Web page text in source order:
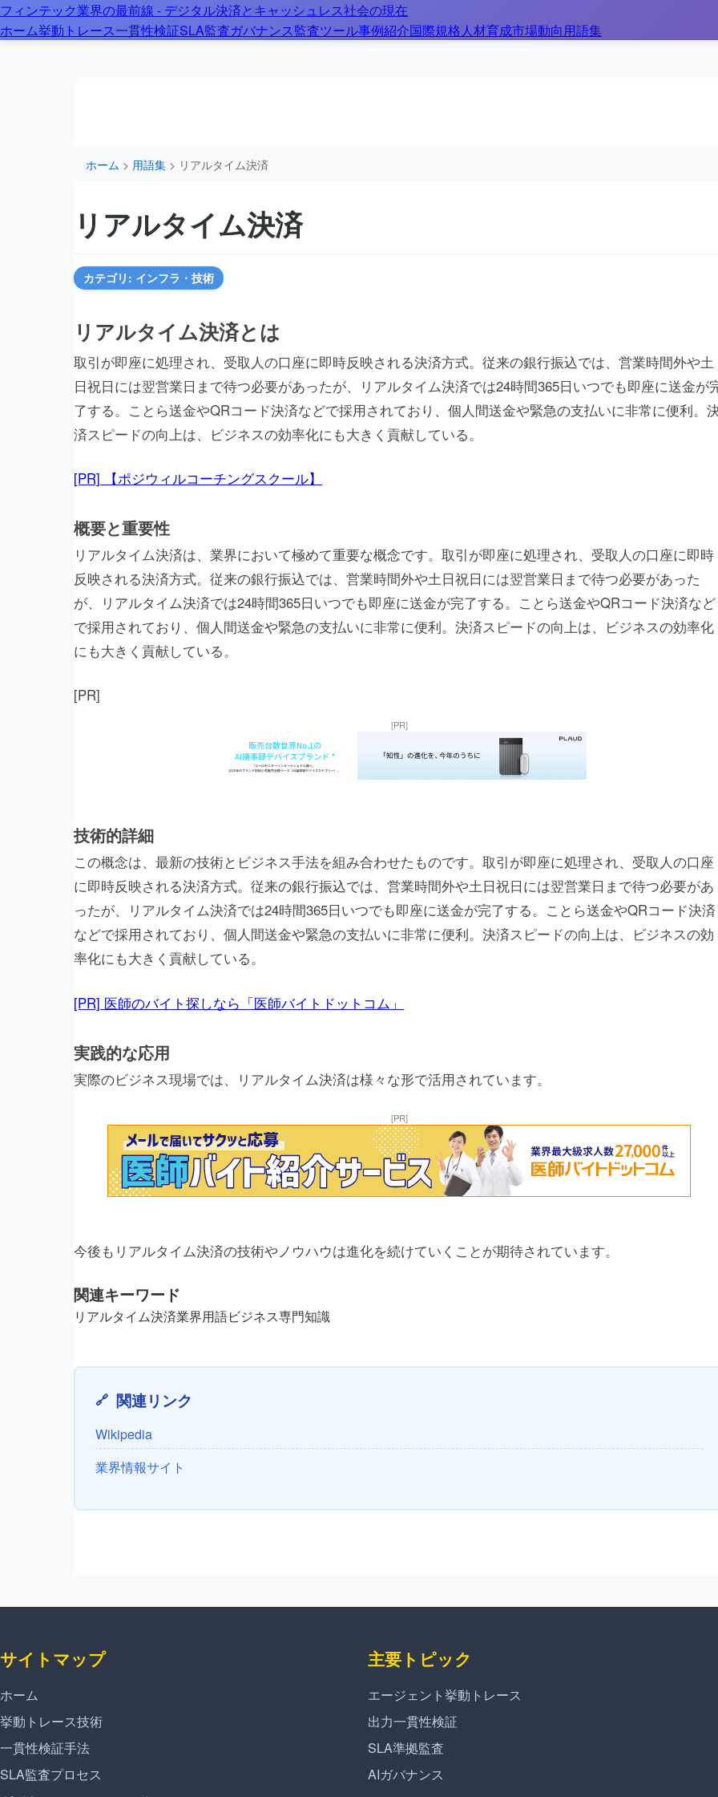
フィンテック業界の最前線 - デジタル決済とキャッシュレス社会の現在
ホーム挙動トレース一貫性検証SLA監査ガバナンス監査ツール事例紹介国際規格人材育成市場動向用語集
ホーム> 用語集> リアルタイム決済とは？
ホーム > 用語集 > リアルタイム決済
リアルタイム決済
カテゴリ: インフラ・技術
リアルタイム決済とは
取引が即座に処理され、受取人の口座に即時反映される決済方式。従来の銀行振込では、営業時間外や土
日祝日には翌営業日まで待つ必要があったが、リアルタイム決済では24時間365日いつでも即座に送金が
了する。ことら送金やQRコード決済などで採用されており、個人間送金や緊急の支払いに非常に便利。
済スピードの向上は、ビジネスの効率化にも大きく貢献している。
[PR] 【ポジウィルコーチングスクール】
概要と重要性
リアルタイム決済は、業界において極めて重要な概念です。取引が即座に処理され、受取人の口座に即時
反映される決済方式。従来の銀行振込では、営業時間外や土日祝日には翌営業日まで待つ必要があった
が、リアルタイム決済では24時間365日いつでも即座に送金が完了する。ことら送金やQRコード決済など
で採用されており、個人間送金や緊急の支払いに非常に便利。決済スピードの向上は、ビジネスの効率化
にも大きく貢献している。
[PR]
[PR]
技術的詳細
この概念は、最新の技術とビジネス手法を組み合わせたものです。取引が即座に処理され、受取人の口座
に即時反映される決済方式。従来の銀行振込では、営業時間外や土日祝日には翌営業日まで待つ必要があ
ったが、リアルタイム決済では24時間365日いつでも即座に送金が完了する。ことら送金やQRコード決済
などで採用されており、個人間送金や緊急の支払いに非常に便利。決済スピードの向上は、ビジネスの効
率化にも大きく貢献している。
[PR] 医師のバイト探しなら「医師バイトドットコム」
実践的な応用
実際のビジネス現場では、リアルタイム決済は様々な形で活用されています。
[PR]
今後もリアルタイム決済の技術やノウハウは進化を続けていくことが期待されています。
関連キーワード
リアルタイム決済業界用語ビジネス専門知識
関連リンク
Wikipedia
業界情報サイト
サイトマップ
ホーム
挙動トレース技術
一貫性検証手法
SLA監査プロセス
主要トピック
エージェント挙動トレース
出力一貫性検証
SLA準拠監査
AIガバナンス